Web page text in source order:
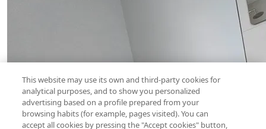
This website may use its own and third-party cookies for
analytical purposes, and to show you personalized
advertising based on a profile prepared from your
browsing habits (for example, pages visited). You can
accept all cookies by pressing the "Accept cookies" button,